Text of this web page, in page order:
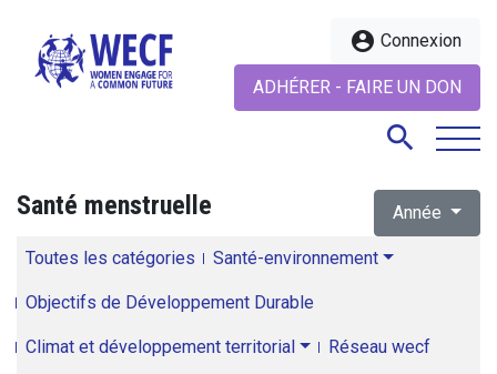
account_circle Connexion
ADHÉRER - FAIRE UN DON
search
Santé menstruelle Année
Toutes les catégories Santé-environnement
Objectifs de Développement Durable
Climat et développement territorial Réseau wecf